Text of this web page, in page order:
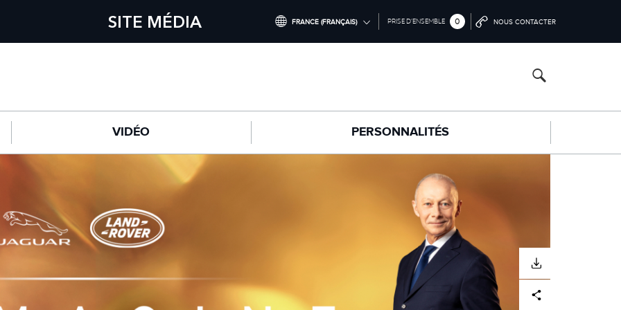
SITE MÉDIA FRANCE (FRANÇAIS) PRISE D’ENSEMBLE 0 NOUS CONTACTER
VIDÉO PERSONNALITÉS
TÉLÉCHARGER
Facebook LinkedIn Share